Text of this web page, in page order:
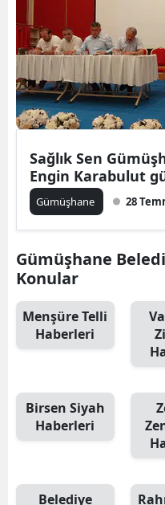
Sağlık Sen
Engin Karabulut
Gümüşhane 28
Gümüşhane
Konular
Menşüre Telli
Haberleri
Birsen Siyah
Haberleri
Belediye